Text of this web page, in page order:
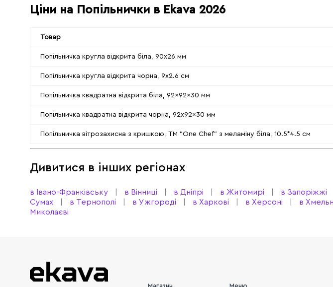
Ціни на Попільнички в Ekava 2026
Товар
Попільничка кругла відкрита біла, 90x26 мм
Попільничка кругла відкрита чорна, 9x2.6 см
Попільничка квадратна відкрита біла, 92×92×30 мм
Попільничка квадратна відкрита чорна, 92x92x30 мм
Попільничка вітрозахисна з кришкою, ТМ "One Chef" з меламіну біла, 10.5*4.5 см
Дивитися в інших регіонах
в Івано-Франківську в Вінниці в Дніпрі в Житомирі в Запоріжжі
Сумах
в Тернополі в Ужгороді в Харкові в Херсоні в
Миколаєві